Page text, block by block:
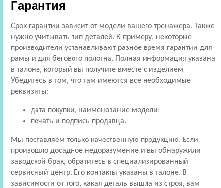
Гарантия
Срок гарантии зависит от модели вашего тренажера. Также
нужно учитывать тип деталей. К примеру, некоторые
производители устанавливают разное время гарантии для
рамы и для бегового полотна. Полная информация указана
в талоне, который вы получите вместе с изделием.
Убедитесь в том, что там имеются все необходимые
реквизиты:
дата покупки, наименование модели;
печать и подпись продавца.
Мы поставляем только качественную продукцию. Если
произошло досадное недоразумение и вы обнаружили
заводской брак, обратитесь в специализированный
сервисный центр. Его контакты указаны в талоне. В
зависимости от того, какая деталь вышла из строя, вам